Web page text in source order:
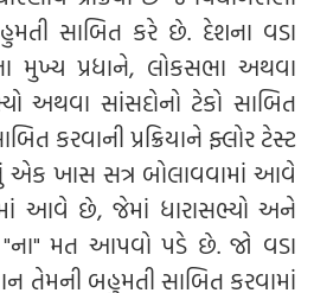
સાબિત કરે છે. દેશના વડા
મુખ્ય પ્રધાને, લોકસભા અથવા
અથવા સાંસદોનો ટેકો સાબિત
કરવાની પ્રક્રિયાને ફ્લોર ટેસ્ટ
ખાસ સત્ર બોલાવવામાં આવે
આવે છે, જેમાં ધારાસભ્યો અને
મત આપવો પડે છે. જો વડા
તેમની બહુમતી સાબિત કરવામાં